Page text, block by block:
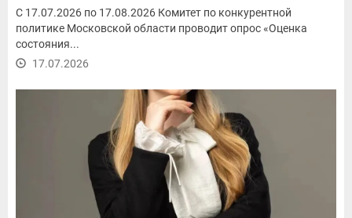
С 17.07.2026 по 17.08.2026 Комитет по конкурентной
политике Московской области проводит опрос «Оценка
состояния...
17.07.2026